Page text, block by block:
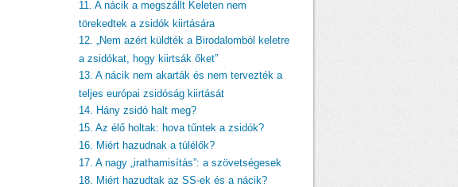
11. A nácik a megszállt Keleten nem
törekedtek a zsidók kiirtására
12. „Nem azért küldték a Birodalomból keletre
a zsidókat, hogy kiirtsák őket”
13. A nácik nem akarták és nem tervezték a
teljes európai zsidóság kiirtását
14. Hány zsidó halt meg?
15. Az élő holtak: hova tűntek a zsidók?
16. Miért hazudnak a túlélők?
17. A nagy „irathamisítás”: a szövetségesek
18. Miért hazudtak az SS-ek és a nácik?